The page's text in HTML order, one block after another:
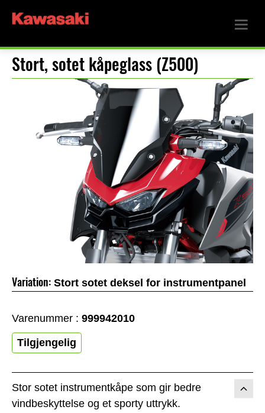
Stort, sotet kåpeglass (Z500)
Stor sotet instrumentkåpe som gir bedre
vindbeskyttelse og et sporty uttrykk.
Variation: Stort sotet deksel for instrumentpanel
Varenummer : 999942010
Tilgjengelig